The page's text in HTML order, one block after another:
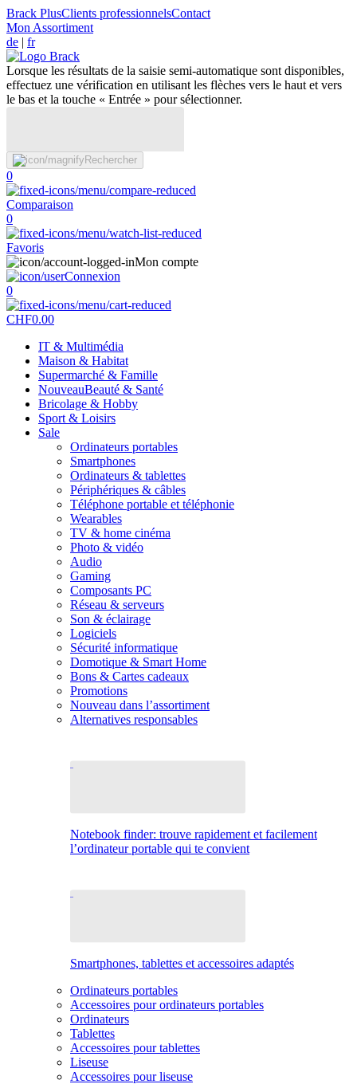
Brack PlusClients professionnelsContact
Mon Assortiment
de | fr
Lorsque les résultats de la saisie semi-automatique sont disponibles,
effectuez une vérification en utilisant les flèches vers le haut et vers
le bas et la touche « Entrée » pour sélectionner.
Rechercher
0
Comparaison
0
Favoris
Mon compte
Connexion
0
CHF0.00
IT & Multimédia
Maison & Habitat
Supermarché & Famille
NouveauBeauté & Santé
Bricolage & Hobby
Sport & Loisirs
Sale
Ordinateurs portables
Smartphones
Ordinateurs & tablettes
Périphériques & câbles
Téléphone portable et téléphonie
Wearables
TV & home cinéma
Photo & vidéo
Audio
Gaming
Composants PC
Réseau & serveurs
Son & éclairage
Logiciels
Sécurité informatique
Domotique & Smart Home
Bons & Cartes cadeaux
Promotions
Nouveau dans l’assortiment
Alternatives responsables
Notebook finder: trouve rapidement et facilement
l’ordinateur portable qui te convient
Smartphones, tablettes et accessoires adaptés
Ordinateurs portables
Accessoires pour ordinateurs portables
Ordinateurs
Tablettes
Accessoires pour tablettes
Liseuse
Accessoires pour liseuse